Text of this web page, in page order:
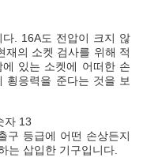
. 16A도 전압이 크지 않
재의 소켓 검사를 위해 적
있는 소켓에 어떠한 손
횡응력을 준다는 것을 보
자 13
구 등급에 어떤 손상든지
는 삽입한 기구입니다.